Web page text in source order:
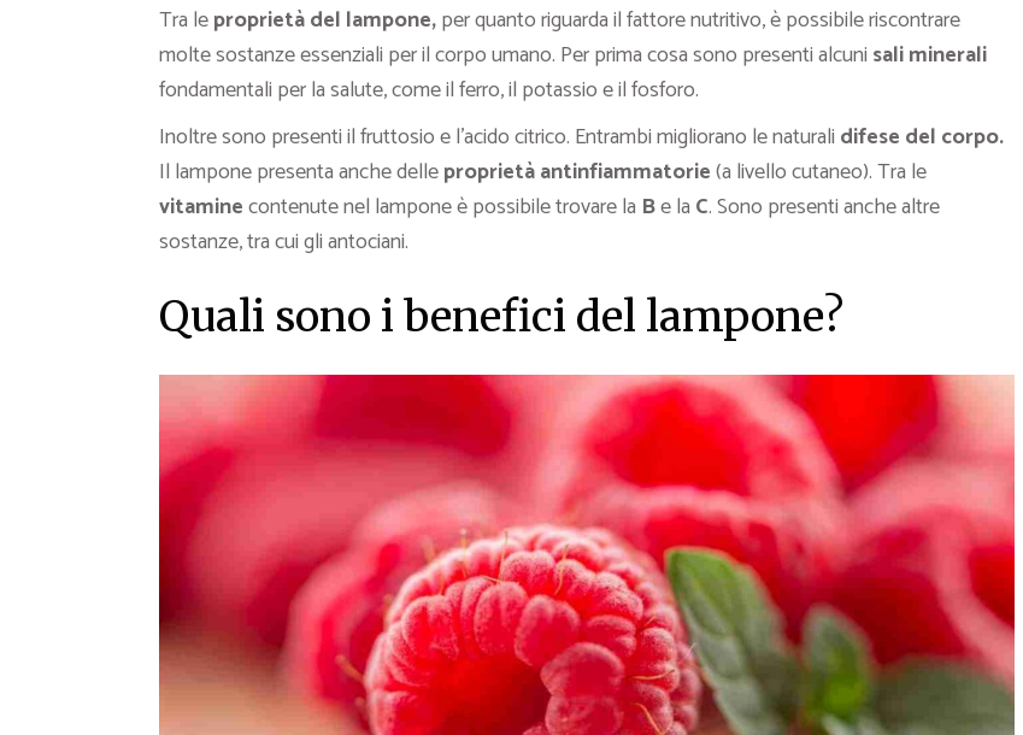
Tra leproprietà del lampone,per quanto riguarda il fattore nutritivo, è possibile riscontrare
molte sostanze essenziali per il corpo umano. Per prima cosa sono presenti alcuni sali minerali
fondamentali per la salute, come il ferro, il potassio e il fosforo.
Inoltre sono presenti il fruttosio e l’acido citrico. Entrambi migliorano le naturali difese del corpo.
Il lampone presenta anche delleproprietà antinfiammatorie(a livello cutaneo). Tra le
vitaminecontenute nel lampone è possibile trovare la Be la C. Sono presenti anche altre
sostanze, tra cui gli antociani.
Quali sono i benefici del lampone?